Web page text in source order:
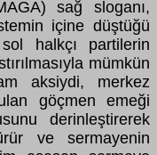
sağ sloganı,
içine düştüğü
halkçı partilerin
mümkün
aksiydi, merkez
göçmen emeği
derinleştirerek
ve sermayenin